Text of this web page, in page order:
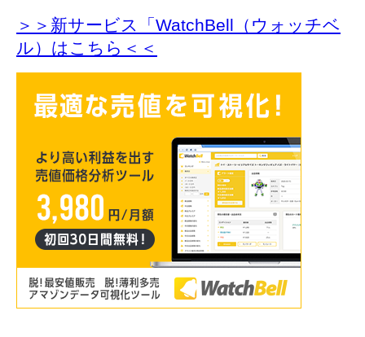
＞＞新サービス「WatchBell（ウォッチベ
ル）はこちら＜＜